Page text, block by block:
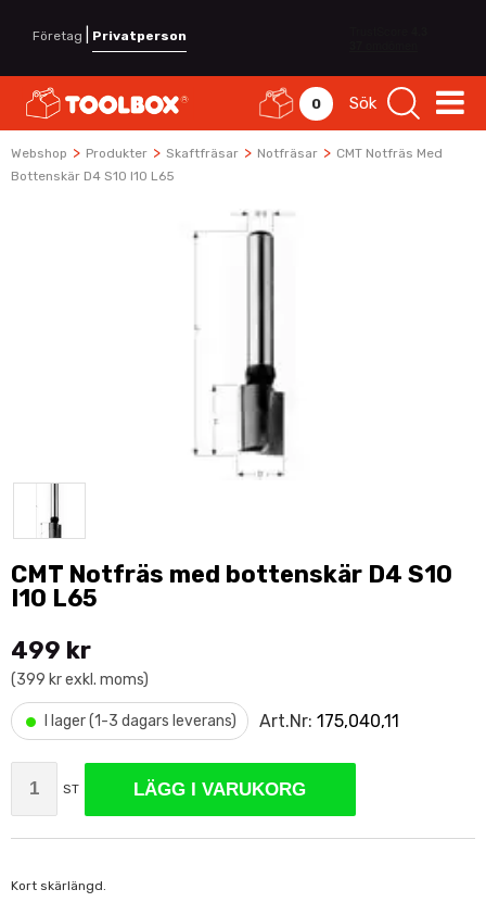
Företag Privatperson
0 Sök
Webshop > Produkter > Skaftfräsar > Notfräsar > CMT Notfräs Med
Bottenskär D4 S10 I10 L65
CMT Notfräs med bottenskär D4 S10
I10 L65
499 kr
(399 kr exkl. moms)
• I lager (1-3 dagars leverans) Art.Nr: 175,040,11
ST LÄGG I VARUKORG
Kort skärlängd.